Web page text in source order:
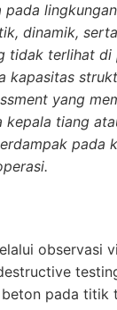
dinamik,
tidak terlihat di
kapasitas
yang
kepala tiang
pada
observasi
pada titik